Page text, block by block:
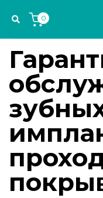
links
navigation
content
0
IN:
ИМПЛАНТОЛОГИЯ И
on: